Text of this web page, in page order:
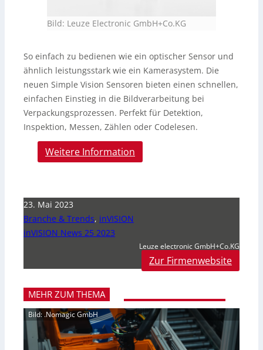
Bild: Leuze Electronic GmbH+Co.KG
So einfach zu bedienen wie ein optischer Sensor und
ähnlich leistungsstark wie ein Kamerasystem. Die
neuen Simple Vision Sensoren bieten einen schnellen,
einfachen Einstieg in die Bildverarbeitung bei
Verpackungsprozessen. Perfekt für Detektion,
Inspektion, Messen, Zählen oder Codelesen.
Weitere Information
23. Mai 2023
Branche & Trends, inVISION
inVISION News 25 2023
Leuze electronic GmbH+Co.KG
Zur Firmenwebsite
MEHR ZUM THEMA
Bild: .Nomagic GmbH